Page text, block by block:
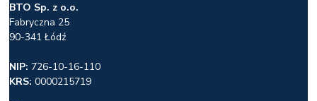
BTO Sp. z o.o.
Fabryczna 25
90-341 Łódź
NIP: 726-10-16-110
KRS: 0000215719